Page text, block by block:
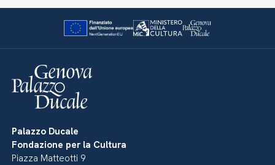
Palazzo Ducale
Fondazione per la Cultura
Piazza Matteotti 9